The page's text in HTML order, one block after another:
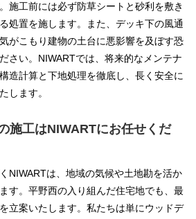
施工前には必ず防草シートと砂利を敷き
処置を施します。また、デッキ下の風通
がこもり建物の土台に悪影響を及ぼす恐
さい。NIWARTでは、将来的なメンテナ
造計算と下地処理を徹底し、長く安全に
します。
施工はNIWARTにお任せくだ
NIWARTは、地域の気候や土地勘を活か
す。平野西の入り組んだ住宅地でも、最
立案いたします。私たちは単にウッドデ